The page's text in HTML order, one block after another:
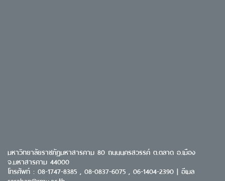
มหาวิทยาลัยราชภัฏมหาสารคาม 80 ถนนนครสวรรค์ ต.ตลาด อ.เมือง
จ.มหาสารคาม 44000
โทรศัพท์ : 08-1747-8385 , 08-0837-6075 , 06-1404-2390 | อีเมล